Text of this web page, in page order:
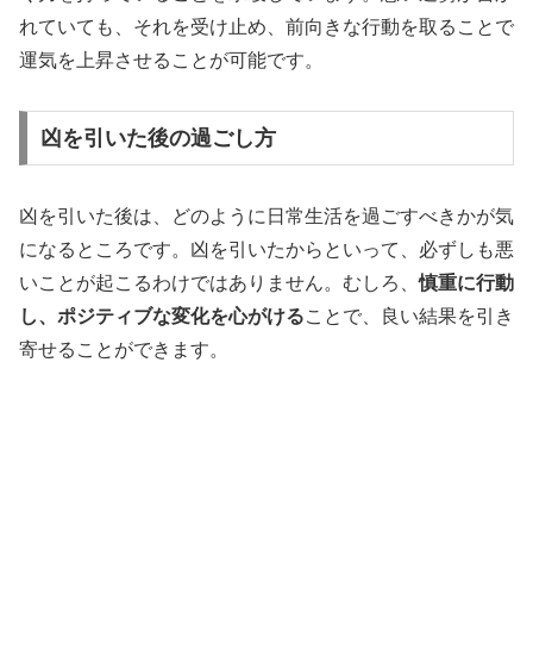
れていても、それを受け止め、前向きな行動を取ることで
運気を上昇させることが可能です。
凶を引いた後の過ごし方
凶を引いた後は、どのように日常生活を過ごすべきかが気
になるところです。凶を引いたからといって、必ずしも悪
いことが起こるわけではありません。むしろ、慎重に行動
し、ポジティブな変化を心がけることで、良い結果を引き
寄せることができます。